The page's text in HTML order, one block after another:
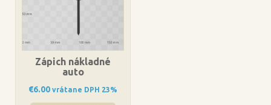
Zápich nákladné
auto
€6.00 vrátane DPH 23%